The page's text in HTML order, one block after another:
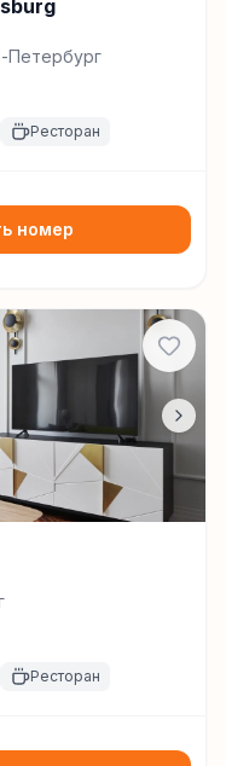
Петербург
Ресторан
номер
Ресторан